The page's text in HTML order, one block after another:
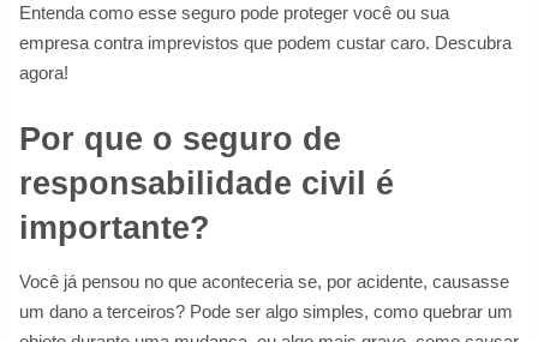
Entenda como esse seguro pode proteger você ou sua
empresa contra imprevistos que podem custar caro. Descubra
agora!
Por que o seguro de
responsabilidade civil é
importante?
Você já pensou no que aconteceria se, por acidente, causasse
um dano a terceiros? Pode ser algo simples, como quebrar um